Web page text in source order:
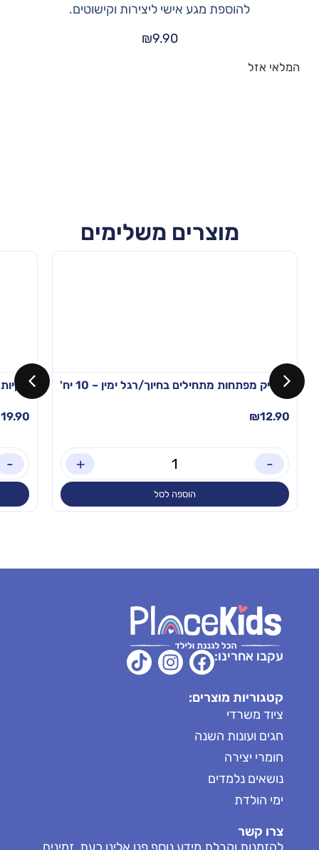
להוספת מגע אישי ליצירות וקישוטים.
₪9.90
המלאי אזל
מוצרים משלימים
מחזיק מפתחות מתחילים בחיוך/רגל ימין – 10 יח'
₪12.90
-
+
הוספה לסל
19.90
-
עקבו אחרינו:
קטגוריות מוצרים:
ציוד משרדי
חגים ועונות השנה
חומרי יצירה
נושאים נלמדים
ימי הולדת
צרו קשר